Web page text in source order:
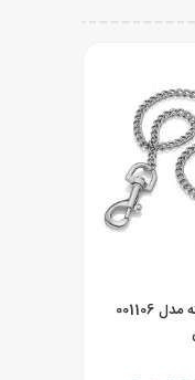
آچار تاسیسات 8 حالته مدل 001106